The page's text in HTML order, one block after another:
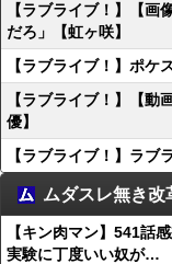
【ラブライブ！】【
だろ」【虹ヶ咲】
【ラブライブ！】ポケ
【ラブライブ！】【
優】
【ラブライブ！】ラブ
ムダスレ無き改
【キン肉マン】541話
実験に丁度いい奴が…